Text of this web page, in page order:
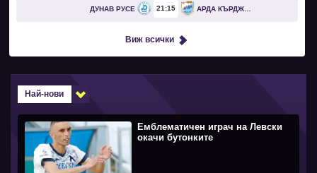
ДУНАВ РУСЕ 21 15 АРДА КЪРДЖАЛИ
Виж всички
Най-нови
Емблематичен играч на Левски
окачи бутонките